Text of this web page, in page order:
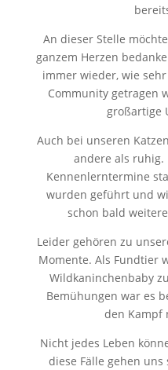
An dieser Stelle
ganzem Herzen
immer wieder, wie
Community getragen
großartige
Auch bei unseren
andere als ruhig.
Kennenlerntermine
wurden geführt und
schon bald
Leider gehören zu
Momente. Als Fundtier
Wildkaninchenbaby
Bemühungen war es
den Kampf
Nicht jedes Leben
diese Fälle gehen